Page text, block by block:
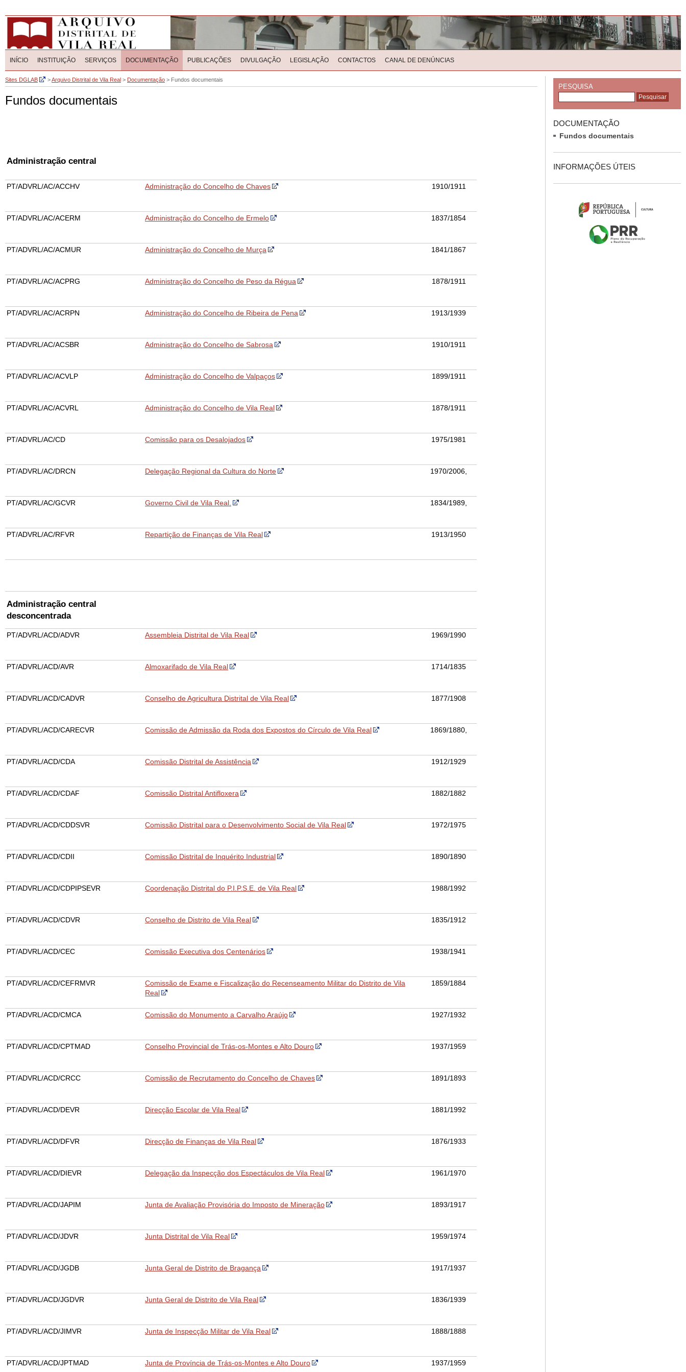
INÍCIO INSTITUIÇÃO SERVIÇOS DOCUMENTAÇÃO PUBLICAÇÕES DIVULGAÇÃO LEGISLAÇÃO CONTACTOS CANAL DE DENÚNCIAS
Sites DGLAB >Arquivo Distrital de Vila Real > Documentação > Fundos documentais
Fundos documentais
Administração central
PT/ADVRL/AC/ACCHV Administração do Concelho de Chaves 1910/1911
PT/ADVRL/AC/ACERM Administração do Concelho de Ermelo 1837/1854
PT/ADVRL/AC/ACMUR Administração do Concelho de Murça 1841/1867
PT/ADVRL/AC/ACPRG Administração do Concelho de Peso da Régua 1878/1911
PT/ADVRL/AC/ACRPN Administração do Concelho de Ribeira de Pena 1913/1939
PT/ADVRL/AC/ACSBR Administração do Concelho de Sabrosa 1910/1911
PT/ADVRL/AC/ACVLP Administração do Concelho de Valpaços 1899/1911
PT/ADVRL/AC/ACVRL Administração do Concelho de Vila Real 1878/1911
PT/ADVRL/AC/CD Comissão para os Desalojados 1975/1981
PT/ADVRL/AC/DRCN Delegação Regional da Cultura do Norte 1970/2006,
PT/ADVRL/AC/GCVR Governo Civil de Vila Real. 1834/1989,
PT/ADVRL/AC/RFVR Repartição de Finanças de Vila Real 1913/1950
Administração central
desconcentrada
PT/ADVRL/ACD/ADVR Assembleia Distrital de Vila Real 1969/1990
PT/ADVRL/ACD/AVR Almoxarifado de Vila Real 1714/1835
PT/ADVRL/ACD/CADVR Conselho de Agricultura Distrital de Vila Real 1877/1908
PT/ADVRL/ACD/CARECVR Comissão de Admissão da Roda dos Expostos do Círculo de Vila Real 1869/1880,
PT/ADVRL/ACD/CDA Comissão Distrital de Assistência 1912/1929
PT/ADVRL/ACD/CDAF Comissão Distrital Antifloxera 1882/1882
PT/ADVRL/ACD/CDDSVR Comissão Distrital para o Desenvolvimento Social de Vila Real 1972/1975
PT/ADVRL/ACD/CDII Comissão Distrital de Inquérito Industrial 1890/1890
PT/ADVRL/ACD/CDPIPSEVR Coordenação Distrital do P.I.P.S.E. de Vila Real 1988/1992
PT/ADVRL/ACD/CDVR Conselho de Distrito de Vila Real 1835/1912
PT/ADVRL/ACD/CEC Comissão Executiva dos Centenários 1938/1941
PT/ADVRL/ACD/CEFRMVR
Comissão de Exame e Fiscalização do Recenseamento Militar do Distrito de Vila
Real
1859/1884
PT/ADVRL/ACD/CMCA Comissão do Monumento a Carvalho Araújo 1927/1932
PT/ADVRL/ACD/CPTMAD Conselho Provincial de Trás-os-Montes e Alto Douro 1937/1959
PT/ADVRL/ACD/CRCC Comissão de Recrutamento do Concelho de Chaves 1891/1893
PT/ADVRL/ACD/DEVR Direcção Escolar de Vila Real 1881/1992
PT/ADVRL/ACD/DFVR Direcção de Finanças de Vila Real 1876/1933
PT/ADVRL/ACD/DIEVR Delegação da Inspecção dos Espectáculos de Vila Real 1961/1970
PT/ADVRL/ACD/JAPIM Junta de Avaliação Provisória do Imposto de Mineração 1893/1917
PT/ADVRL/ACD/JDVR Junta Distrital de Vila Real 1959/1974
PT/ADVRL/ACD/JGDB Junta Geral de Distrito de Bragança 1917/1937
PT/ADVRL/ACD/JGDVR Junta Geral de Distrito de Vila Real 1836/1939
PT/ADVRL/ACD/JIMVR Junta de Inspecção Militar de Vila Real 1888/1888
PT/ADVRL/ACD/JPTMAD Junta de Província de Trás-os-Montes e Alto Douro 1937/1959
PESQUISA
DOCUMENTAÇÃO
Fundos documentais
INFORMAÇÕES ÚTEIS